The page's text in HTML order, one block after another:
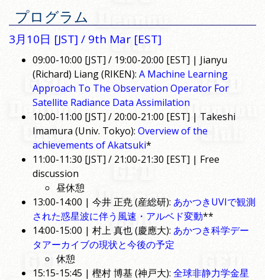
プログラム
3月10日 [JST] / 9th Mar [EST]
09:00-10:00 [JST] / 19:00-20:00 [EST] | Jianyu
(Richard) Liang (RIKEN): A Machine Learning
Approach To The Observation Operator For
Satellite Radiance Data Assimilation
10:00-11:00 [JST] / 20:00-21:00 [EST] | Takeshi
Imamura (Univ. Tokyo): Overview of the
achievements of Akatsuki*
11:00-11:30 [JST] / 21:00-21:30 [EST] | Free
discussion
昼休憩
13:00-14:00 | 今井 正尭 (産総研): あかつきUVIで観測
された惑星波に伴う風速・アルベド変動**
14:00-15:00 | 村上 真也 (慶應大): あかつき科学デー
タアーカイブの現状と今後の予定
休憩
15:15-15:45 | 樫村 博基 (神戸大): 全球非静力学金星